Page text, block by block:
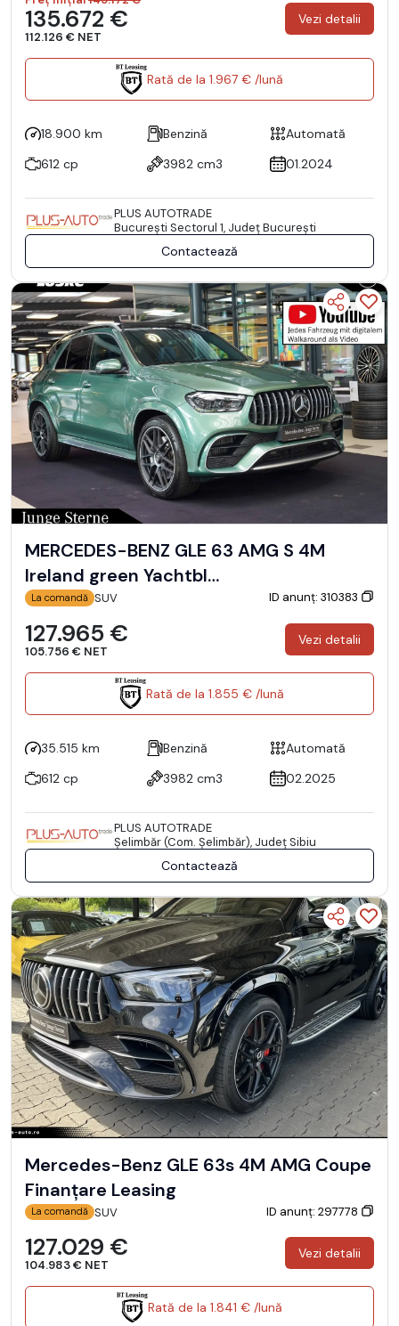
135.672 €
112.126 € NET
Vezi detalii
Rată de la 1.967 € /lună
18.900 km Benzină
Automată
612 cp
3982 cm3 01.2024
PLUS AUTOTRADE
Bucureşti Sectorul 1, Județ București
Contactează
MERCEDES-BENZ GLE 63 AMG S 4M
Ireland green Yachtbl…
La comandă SUV ID anunț: 310383
127.965 €
105.756 € NET
Vezi detalii
Rată de la 1.855 € /lună
35.515 km Benzină
Automată
612 cp
3982 cm3 02.2025
PLUS AUTOTRADE
Şelimbăr (Com. Şelimbăr), Județ Sibiu
Contactează
Mercedes-Benz GLE 63s 4M AMG Coupe
Finanțare Leasing
La comandă SUV ID anunț: 297778
127.029 €
104.983 € NET
Vezi detalii
Rată de la 1.841 € /lună